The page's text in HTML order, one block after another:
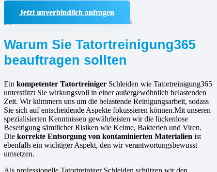
Jetzt unverbindlich anfragen
Warum Sie Tatortreinigung365
beauftragen sollten
Ein kompetenter Tatortreiniger Schleiden wie Tatortreinigung365
unterstützt Sie wirkungsvoll in einer außergewöhnlich belastenden
Zeit. Wir kümmern uns um die belastende Reinigungsarbeit, sodass
Sie sich auf entscheidende Aspekte fokussieren können.Mit unseren
spezialisierten Kenntnissen gewährleisten wir die lückenlose
Beseitigung sämtlicher Risiken wie Keime, Bakterien und Viren.
Die korrekte Entsorgung von kontaminierten Materialien ist
ebenfalls ein wichtiger Aspekt, den wir verantwortungsbewusst
umsetzen.
Als professionelle Tatortreiniger Schleiden schützen wir den